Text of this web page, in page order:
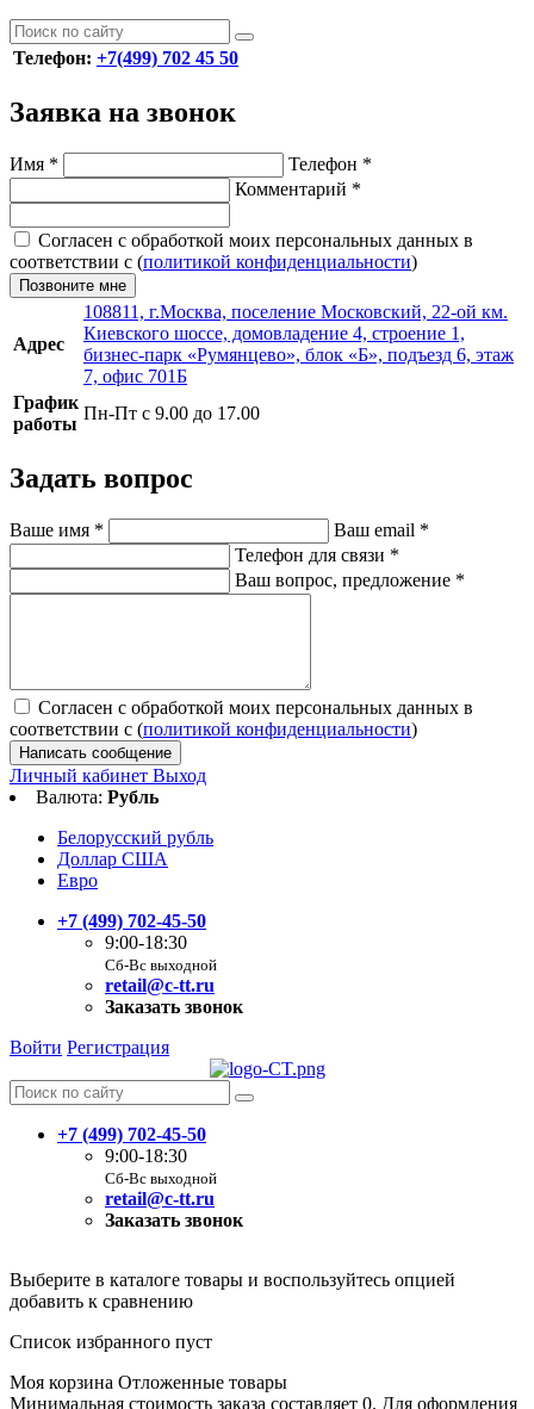
Телефон: +7(499) 702 45 50
Заявка на звонок
Имя * Телефон *
Комментарий *
Согласен с обработкой моих персональных данных в
соответствии с (политикой конфиденциальности)
Позвоните мне
Адрес
108811, г.Москва, поселение Московский, 22-ой км.
Киевского шоссе, домовладение 4, строение 1,
бизнес-парк «Румянцево», блок «Б», подъезд 6, этаж
7, офис 701Б
График
работы
Пн-Пт с 9.00 до 17.00
Задать вопрос
Ваше имя * Ваш email *
Телефон для связи *
Ваш вопрос, предложение *
Согласен с обработкой моих персональных данных в
соответствии с (политикой конфиденциальности)
Написать сообщение
Личный кабинет Выход
Валюта: Рубль
Белорусский рубль
Доллар США
Евро
+7 (499) 702-45-50
9:00-18:30
Сб-Вс выходной
retail@c-tt.ru
Заказать звонок
Войти Регистрация
+7 (499) 702-45-50
9:00-18:30
Сб-Вс выходной
retail@c-tt.ru
Заказать звонок
Выберите в каталоге товары и воспользуйтесь опцией
добавить к сравнению
Список избранного пуст
Моя корзина Отложенные товары
Минимальная стоимость заказа составляет 0. Для оформления